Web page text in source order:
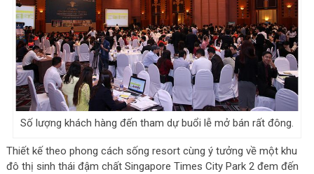
Số lượng khách hàng đến tham dự buổi lễ mở bán rất đông.
Thiết kế theo phong cách sống resort cùng ý tưởng về một khu
đô thị sinh thái đậm chất Singapore Times City Park 2 đem đến